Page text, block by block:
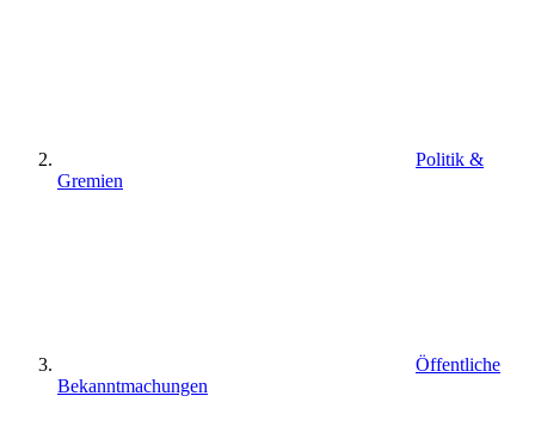
Politik &
Gremien
Öffentliche
Bekanntmachungen